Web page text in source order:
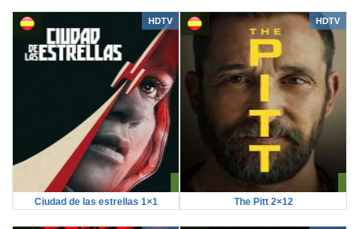
HDTV
Ciudad de las estrellas 1×1
HDTV
The Pitt 2×12